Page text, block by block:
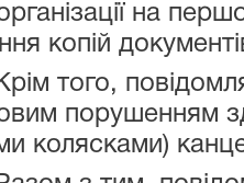
на
копій
порушенням
колясками)